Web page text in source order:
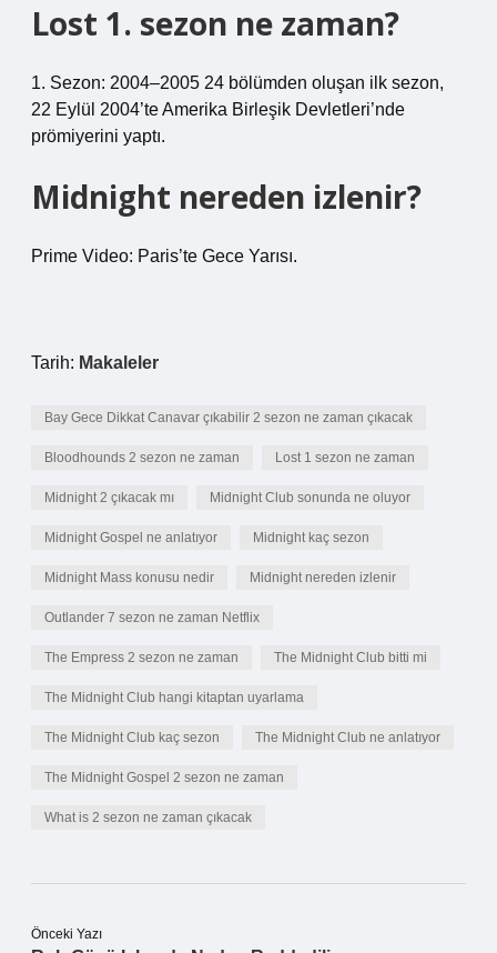
Lost 1. sezon ne zaman?
1. Sezon: 2004–2005 24 bölümden oluşan ilk sezon,
22 Eylül 2004’te Amerika Birleşik Devletleri’nde
prömiyerini yaptı.
Midnight nereden izlenir?
Prime Video: Paris’te Gece Yarısı.
Tarih: Makaleler
Bay Gece Dikkat Canavar çıkabilir 2 sezon ne zaman çıkacak
Bloodhounds 2 sezon ne zaman Lost 1 sezon ne zaman
Midnight 2 çıkacak mı Midnight Club sonunda ne oluyor
Midnight Gospel ne anlatıyor Midnight kaç sezon
Midnight Mass konusu nedir Midnight nereden izlenir
Outlander 7 sezon ne zaman Netflix
The Empress 2 sezon ne zaman The Midnight Club bitti mi
The Midnight Club hangi kitaptan uyarlama
The Midnight Club kaç sezon The Midnight Club ne anlatıyor
The Midnight Gospel 2 sezon ne zaman
What is 2 sezon ne zaman çıkacak
Önceki Yazı